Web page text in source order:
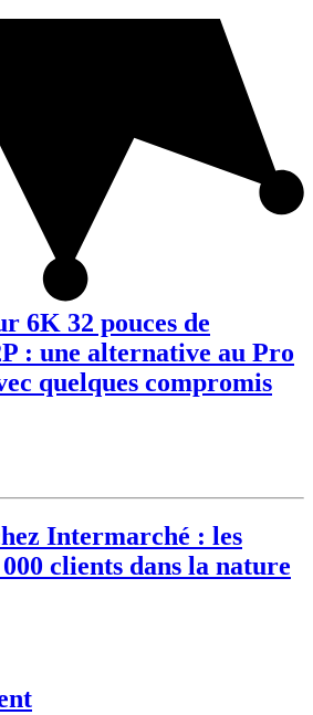
6K 32 pouces de
: une alternative au Pro
quelques compromis
Intermarché : les
000 clients dans la nature